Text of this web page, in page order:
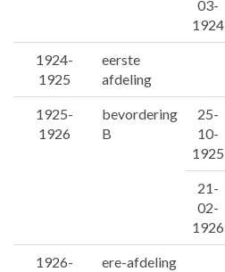
03-
1924
1924-
1925
eerste
afdeling
1925-
1926
bevordering
B
25-
10-
1925
21-
02-
1926
1926-
ere-afdeling